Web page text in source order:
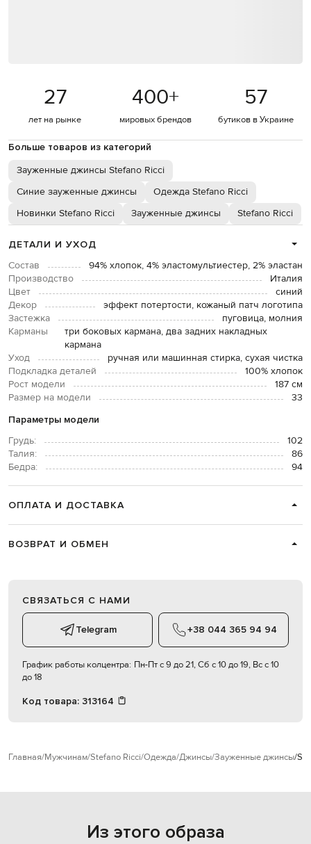
27
лет на рынке
400+
мировых брендов
57
бутиков в Украине
Больше товаров из категорий
Зауженные джинсы Stefano Ricci
Синие зауженные джинсы
Одежда Stefano Ricci
Новинки Stefano Ricci
Зауженные джинсы Stefano Ricci
ДЕТАЛИ И УХОД
Состав
94% хлопок, 4% эластомультиестер, 2% эластан
Производство
Италия
Цвет
синий
Декор
эффект потертости, кожаный патч логотипа
Застежка
пуговица, молния
Карманы
три боковых кармана, два задних накладных
кармана
Уход
ручная или машинная стирка, сухая чистка
Подкладка деталей
100% хлопок
Рост модели
187 см
Размер на модели
33
Параметры модели
Грудь:
102
Талия:
86
Бедра:
94
ОПЛАТА И ДОСТАВКА
ВОЗВРАТ И ОБМЕН
СВЯЗАТЬСЯ С НАМИ
Telegram +38 044 365 94 94
График работы колцентра: Пн-Пт с 9 до 21, Сб с 10 до 19, Вс с 10
до 18
Код товара: 313164
Главная Мужчинам Stefano Ricci Одежда Джинсы Зауженные джинсы
Из этого образа